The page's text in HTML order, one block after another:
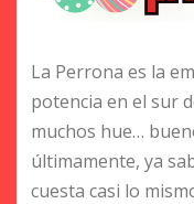
La Perrona es la
potencia en el sur
muchos hue…
últimamente, ya
cuesta casi lo